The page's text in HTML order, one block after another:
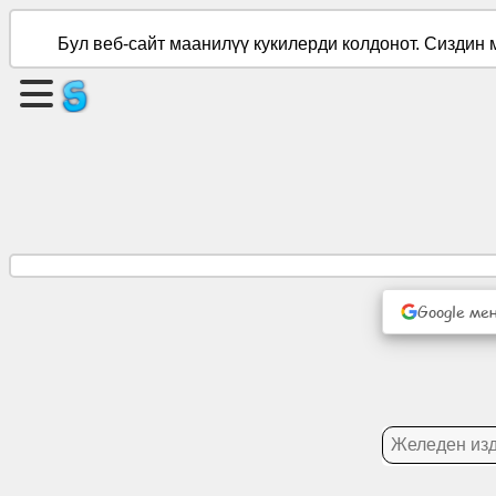
Барак
түзүү
Макалалар
Бул веб-сайт маанилүү кукилерди колдонот.
Google